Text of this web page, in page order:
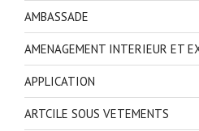
AMBASSADE
AMENAGEMENT INTERIEUR ET
APPLICATION
ARTCILE SOUS VETEMENTS